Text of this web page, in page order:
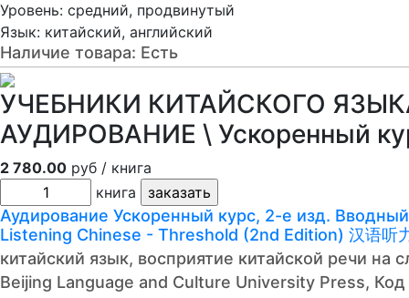
Уровень: средний, продвинутый
Язык: китайский, английский
Наличие товара: Есть
УЧЕБНИКИ КИТАЙСКОГО
АУДИРОВАНИЕ \ Ускоренный
2 780.00 руб / книга
книга
Аудирование Ускоренный курс, 2-е изд.
Listening Chinese - Threshold (2nd Edition) 汉语听
китайский язык, восприятие китайской речи на
Beijing Language and Culture University Press, Код